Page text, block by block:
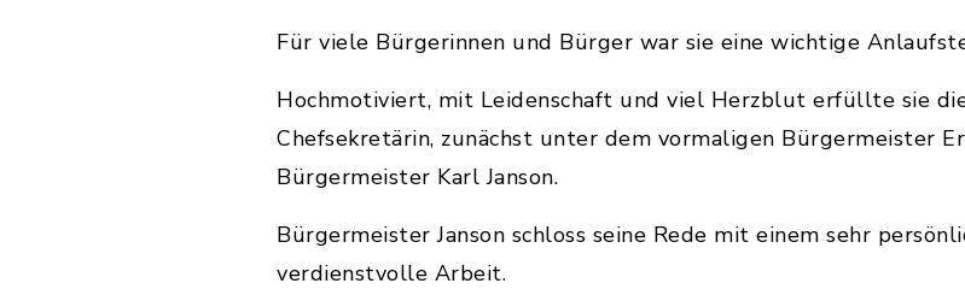
Für viele Bürgerinnen und Bürger war sie eine wichtige
Hochmotiviert, mit Leidenschaft und viel Herzblut erfüllte sie
Chefsekretärin, zunächst unter dem vormaligen Bürgermeister
Bürgermeister Karl Janson.
Bürgermeister Janson schloss seine Rede mit einem sehr
verdienstvolle Arbeit.